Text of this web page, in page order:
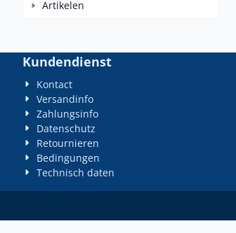
Artikelen
Kundendienst
Kontact
Versandinfo
Zahlungsinfo
Datenschutz
Retournieren
Bedingungen
Technisch daten